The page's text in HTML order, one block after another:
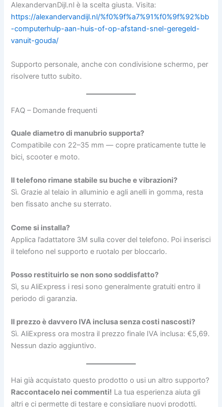
AlexandervanDijl.nl è la scelta giusta. Visita:
https://alexandervandijl.nl/%f0%9f%a7%91%f0%9f%92%bb
-computerhulp-aan-huis-of-op-afstand-snel-geregeld-
vanuit-gouda/
Supporto personale, anche con condivisione schermo, per
risolvere tutto subito.
FAQ – Domande frequenti
Quale diametro di manubrio supporta?
Compatibile con 22–35 mm — copre praticamente tutte le
bici, scooter e moto.
Il telefono rimane stabile su buche e vibrazioni?
Sì. Grazie al telaio in alluminio e agli anelli in gomma, resta
ben fissato anche su sterrato.
Come si installa?
Applica l’adattatore 3M sulla cover del telefono. Poi inserisci
il telefono nel supporto e ruotalo per bloccarlo.
Posso restituirlo se non sono soddisfatto?
Sì, su AliExpress i resi sono generalmente gratuiti entro il
periodo di garanzia.
Il prezzo è davvero IVA inclusa senza costi nascosti?
Sì. AliExpress ora mostra il prezzo finale IVA inclusa: €5,69.
Nessun dazio aggiuntivo.
Hai già acquistato questo prodotto o usi un altro supporto?
Raccontacelo nei commenti! La tua esperienza aiuta gli
altri e ci permette di testare e consigliare nuovi prodotti.